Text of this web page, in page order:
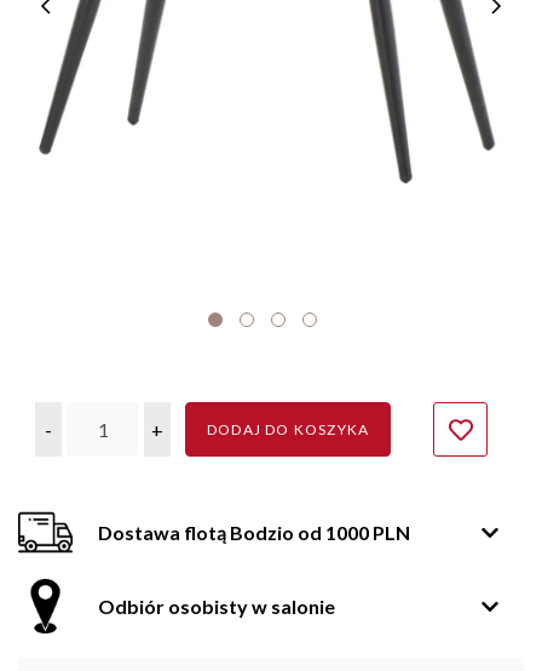
- + DODAJ DO KOSZYKA
Dostawa flotą Bodzio od 1000 PLN
Odbiór osobisty w salonie